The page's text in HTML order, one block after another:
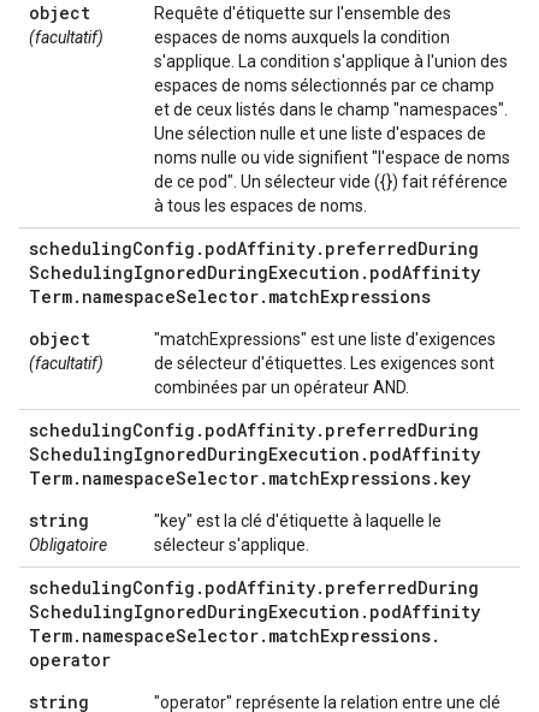
object
(facultatif)
Requête d'étiquette sur l'ensemble des
espaces de noms auxquels la condition
s'applique. La condition s'applique à l'union des
espaces de noms sélectionnés par ce champ
et de ceux listés dans le champ "namespaces".
Une sélection nulle et une liste d'espaces de
noms nulle ou vide signifient "l'espace de noms
de ce pod". Un sélecteur vide ({}) fait référence
à tous les espaces de noms.
schedulingConfig . podAffinity. preferredDuring
SchedulingIgnoredDuringExecution . podAffinity
Term. namespaceSelector. matchExpressions
object
(facultatif)
"matchExpressions" est une liste d'exigences
de sélecteur d'étiquettes. Les exigences sont
combinées par un opérateur AND.
schedulingConfig . podAffinity. preferredDuring
SchedulingIgnoredDuringExecution . podAffinity
Term. namespaceSelector. matchExpressions. key
string
Obligatoire
"key" est la clé d'étiquette à laquelle le
sélecteur s'applique.
schedulingConfig . podAffinity. preferredDuring
SchedulingIgnoredDuringExecution . podAffinity
Term. namespaceSelector. matchExpressions.
operator
string
"operator" représente la relation entre une clé